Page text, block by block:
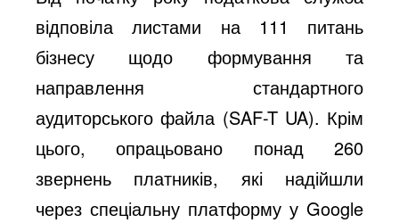
відповіла листами на 111 питань
бізнесу щодо формування та
направлення стандартного
аудиторського файла (SAF-T UA). Крім
цього, опрацьовано понад 260
звернень платників, які надійшли
через спеціальну платформу у Google